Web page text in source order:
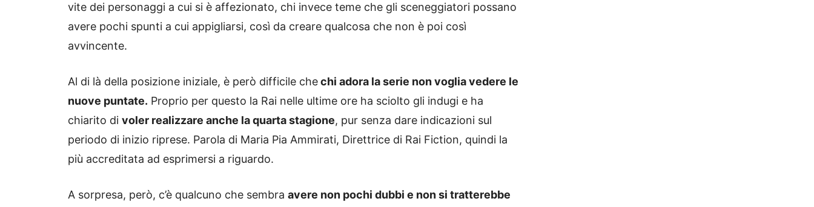
vite dei personaggi a cui si è affezionato, chi invece teme che gli sceneggiatori possano
avere pochi spunti a cui appigliarsi, così da creare qualcosa che non è poi così
avvincente.
Al di là della posizione iniziale, è però difficile chechi adora la serie non voglia vedere le
nuove puntate. Proprio per questo la Rai nelle ultime ore ha sciolto gli indugi e ha
chiarito di voler realizzare anche la quarta stagione, pur senza dare indicazioni sul
periodo di inizio riprese. Parola di Maria Pia Ammirati, Direttrice di Rai Fiction, quindi la
più accreditata ad esprimersi a riguardo.
A sorpresa, però, c’è qualcuno che sembra avere non pochi dubbi e non si tratterebbe